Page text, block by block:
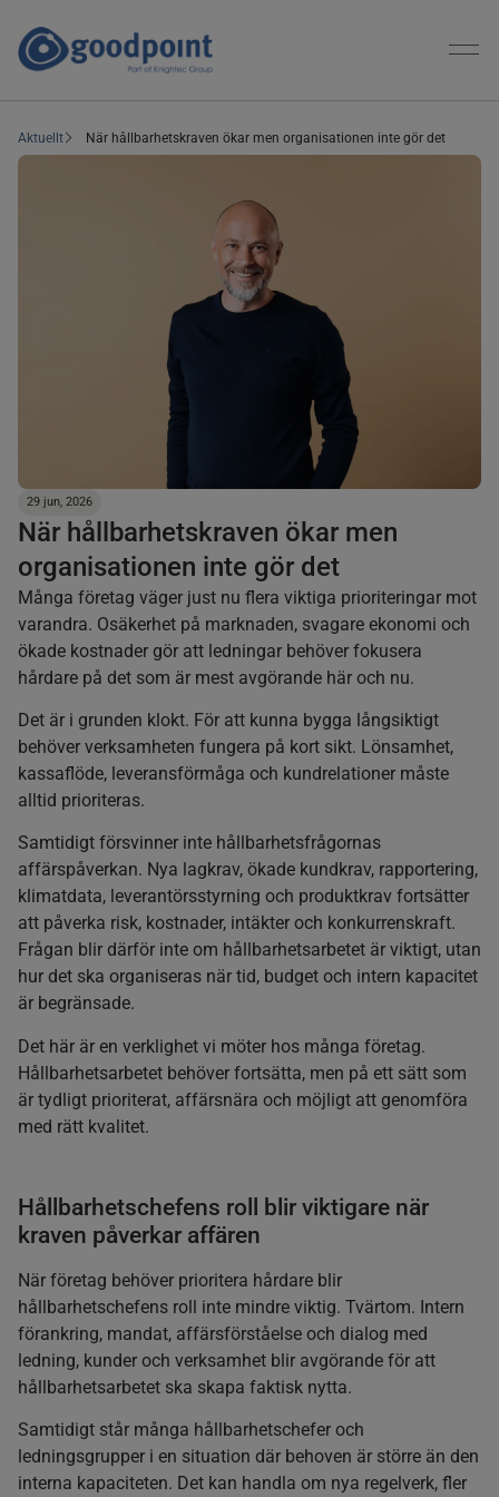
Aktuellt När hållbarhetskraven ökar men organisationen inte gör det
29 jun, 2026
När hållbarhetskraven ökar men
organisationen inte gör det
Många företag väger just nu flera viktiga prioriteringar mot
varandra. Osäkerhet på marknaden, svagare ekonomi och
ökade kostnader gör att ledningar behöver fokusera
hårdare på det som är mest avgörande här och nu.
Det är i grunden klokt. För att kunna bygga långsiktigt
behöver verksamheten fungera på kort sikt. Lönsamhet,
kassaflöde, leveransförmåga och kundrelationer måste
alltid prioriteras.
Samtidigt försvinner inte hållbarhetsfrågornas
affärspåverkan. Nya lagkrav, ökade kundkrav, rapportering,
klimatdata, leverantörsstyrning och produktkrav fortsätter
att påverka risk, kostnader, intäkter och konkurrenskraft.
Frågan blir därför inte om hållbarhetsarbetet är viktigt, utan
hur det ska organiseras när tid, budget och intern kapacitet
är begränsade.
Det här är en verklighet vi möter hos många företag.
Hållbarhetsarbetet behöver fortsätta, men på ett sätt som
är tydligt prioriterat, affärsnära och möjligt att genomföra
med rätt kvalitet.
Hållbarhetschefens roll blir viktigare när
kraven påverkar affären
När företag behöver prioritera hårdare blir
hållbarhetschefens roll inte mindre viktig. Tvärtom. Intern
förankring, mandat, affärsförståelse och dialog med
ledning, kunder och verksamhet blir avgörande för att
hållbarhetsarbetet ska skapa faktisk nytta.
Samtidigt står många hållbarhetschefer och
ledningsgrupper i en situation där behoven är större än den
interna kapaciteten. Det kan handla om nya regelverk, fler